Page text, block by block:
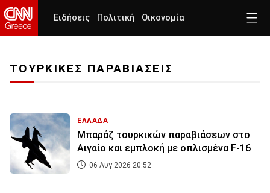
Ειδήσεις Πολιτική Οικονομία
ΤΟΥΡΚΙΚΕΣ ΠΑΡΑΒΙΑΣΕΙΣ
ΕΛΛΑΔΑ
Μπαράζ τουρκικών παραβιάσεων στο
Αιγαίο και εμπλοκή με οπλισμένα F-16
06 Αυγ 2026 20:52